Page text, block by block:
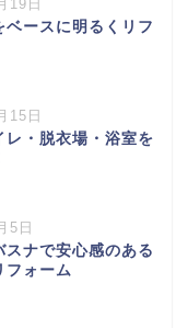
19日
ースに明るくリフ
15日
・脱衣場・浴室を
5日
スナで安心感のある
フォーム